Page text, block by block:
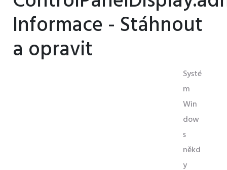
Informace - Stáhnout
a opravit
Systé
m
Win
dow
s
někd
y